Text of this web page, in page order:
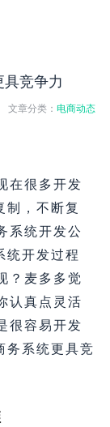
竞争力
文章分类：电商动态
在很多开发
制，不断复
系统开发公
统开发过程
？麦多多觉
认真点灵活
很容易开发
务系统更具竞